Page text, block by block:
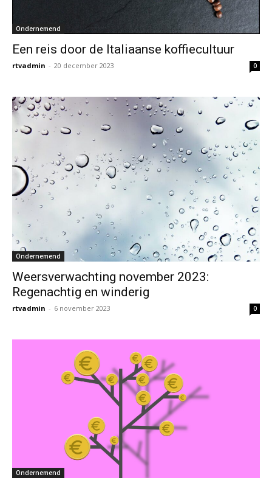
Ondernemend
Een reis door de Italiaanse koffiecultuur
rtvadmin - 20 december 2023 0
Ondernemend
Weersverwachting november 2023:
Regenachtig en winderig
rtvadmin - 6 november 2023 0
Ondernemend